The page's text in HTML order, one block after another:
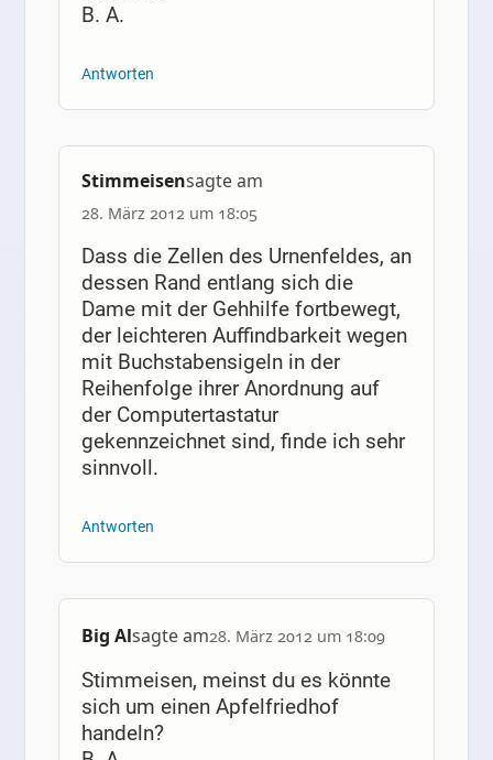
B. A.
Antworten
Stimmeisensagte am
28. März 2012 um 18:05
Dass die Zellen des Urnenfeldes, an
dessen Rand entlang sich die
Dame mit der Gehhilfe fortbewegt,
der leichteren Auffindbarkeit wegen
mit Buchstabensigeln in der
Reihenfolge ihrer Anordnung auf
der Computertastatur
gekennzeichnet sind, finde ich sehr
sinnvoll.
Antworten
Big Alsagte am28. März 2012 um 18:09
Stimmeisen, meinst du es könnte
sich um einen Apfelfriedhof
handeln?